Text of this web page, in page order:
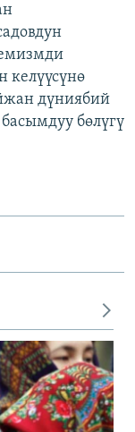
келүүсүнө
дүниябий
бөлүгү